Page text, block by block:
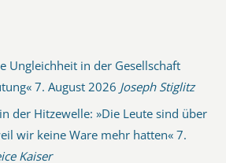
Ungleichheit in der Gesellschaft
7. August 2026 Joseph Stiglitz
der Hitzewelle: »Die Leute sind über
wir keine Ware mehr hatten« 7.
Kaiser